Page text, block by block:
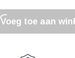
Voeg toe aan